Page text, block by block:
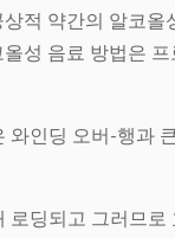
상적 약간의 알코올
성 음료 방법은 프
와인딩 오버-행과
로딩되고 그러므로